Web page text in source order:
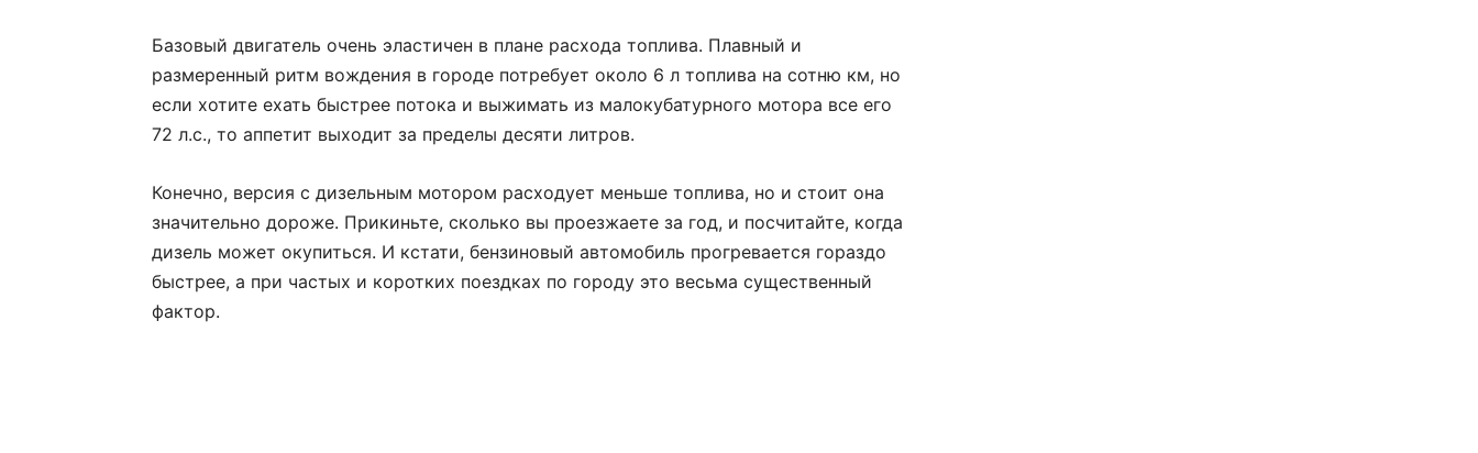
Базовый двигатель очень эластичен в плане расхода топлива. Плавный и
размеренный ритм вождения в городе потребует около 6 л топлива на сотню км, но
если хотите ехать быстрее потока и выжимать из малокубатурного мотора все его
72 л.с., то аппетит выходит за пределы десяти литров.
Конечно, версия с дизельным мотором расходует меньше топлива, но и стоит она
значительно дороже. Прикиньте, сколько вы проезжаете за год, и посчитайте, когда
дизель может окупиться. И кстати, бензиновый автомобиль прогревается гораздо
быстрее, а при частых и коротких поездках по городу это весьма существенный
фактор.